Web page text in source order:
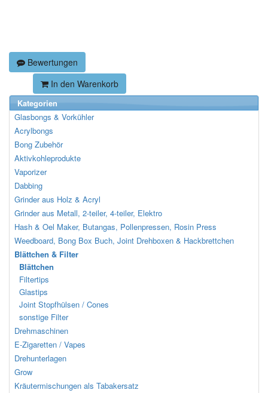
Bewertungen
In den Warenkorb
Kategorien
Glasbongs & Vorkühler
Acrylbongs
Bong Zubehör
Aktivkohleprodukte
Vaporizer
Dabbing
Grinder aus Holz & Acryl
Grinder aus Metall, 2-teiler, 4-teiler, Elektro
Hash & Oel Maker, Butangas, Pollenpressen, Rosin Press
Weedboard, Bong Box Buch, Joint Drehboxen & Hackbrettchen
Blättchen & Filter
Blättchen
Filtertips
Glastips
Joint Stopfhülsen / Cones
sonstige Filter
Drehmaschinen
E-Zigaretten / Vapes
Drehunterlagen
Grow
Kräutermischungen als Tabakersatz